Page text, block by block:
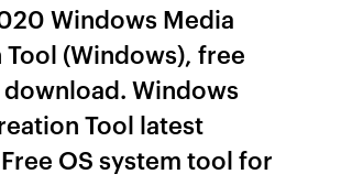
Windows Media
(Windows), free
download. Windows
Tool latest
OS system tool for